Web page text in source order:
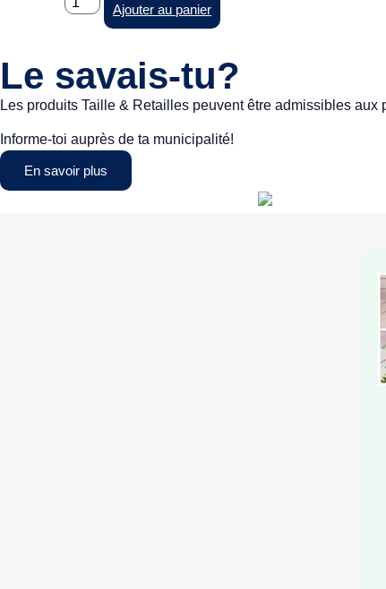
Ajouter au panier
Le savais-tu?
Les produits Taille & Retailles peuvent être admissibles
Informe-toi auprès de ta municipalité!
En savoir plus